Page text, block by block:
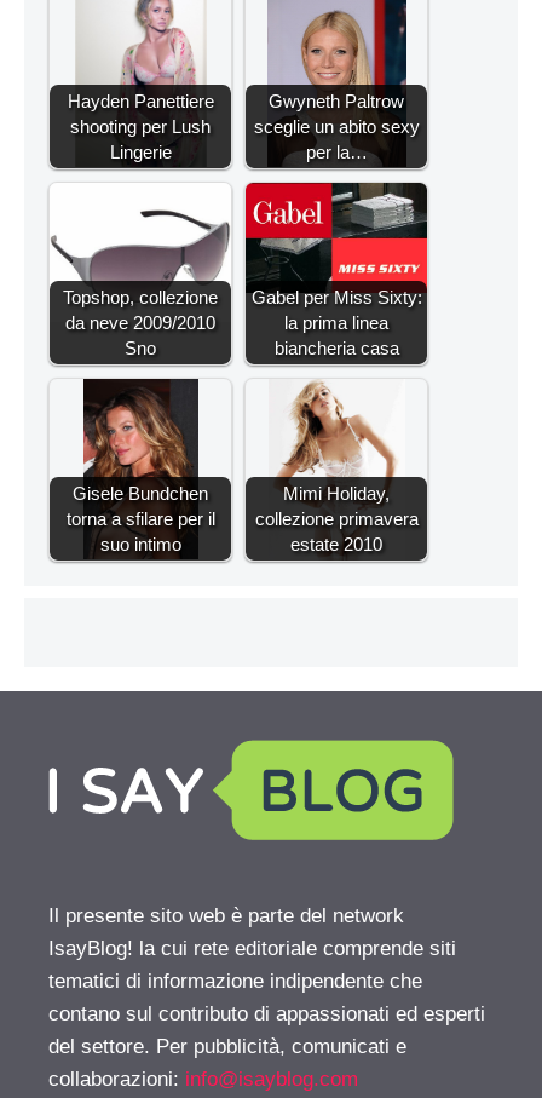
Hayden Panettiere
shooting per Lush
Lingerie
Gwyneth Paltrow
sceglie un abito sexy
per la…
Topshop, collezione
da neve 2009/2010
Sno
Gabel per Miss Sixty:
la prima linea
biancheria casa
Gisele Bundchen
torna a sfilare per il
suo intimo
Mimi Holiday,
collezione primavera
estate 2010
Il presente sito web è parte del network
IsayBlog! la cui rete editoriale comprende siti
tematici di informazione indipendente che
contano sul contributo di appassionati ed esperti
del settore. Per pubblicità, comunicati e
collaborazioni: info@isayblog.com